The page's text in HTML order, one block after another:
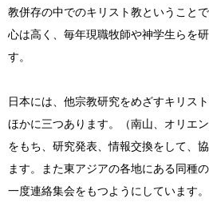
教併存の中でのキリスト教ということ
心は高く、毎年現職牧師や神学生らを
す。
日本には、他宗教研究をめざすキリス
ほかに三つあります。（南山、オリエ
をもち、研究発表、情報交換をして、
ます。また東アジアの各地にある同種
一度連絡集会をもつようにしています。